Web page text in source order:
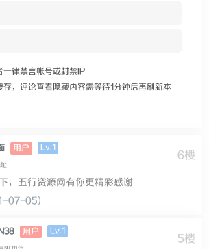
一律禁言帐号或封禁IP
存，评论查看隐藏内容需等待1分钟后再刷新本
6楼
用户 Lv.1
，五行资源网有你更精彩感谢
07-05)
5楼
用户 Lv.1